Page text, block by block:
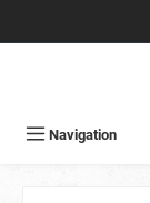
Navigation